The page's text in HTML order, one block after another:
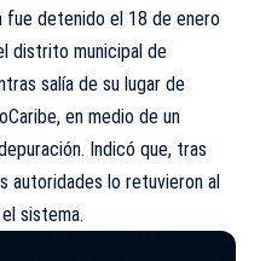
fue detenido el 18 de enero
distrito municipal de
salía de su lugar de
en medio de un
Indicó que, tras
autoridades lo retuvieron al
sistema.